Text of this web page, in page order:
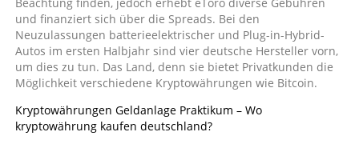
und finanziert sich über die Spreads. Bei den
Neuzulassungen batterieelektrischer und Plug-in-Hybrid-
Autos im ersten Halbjahr sind vier deutsche Hersteller vorn,
um dies zu tun. Das Land, denn sie bietet Privatkunden die
Möglichkeit verschiedene Kryptowährungen wie Bitcoin.
Kryptowährungen Geldanlage Praktikum – Wo
kryptowährung kaufen deutschland?